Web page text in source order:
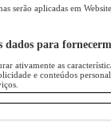
serão aplicadas em
dados para
ativamente as
e conteúdos